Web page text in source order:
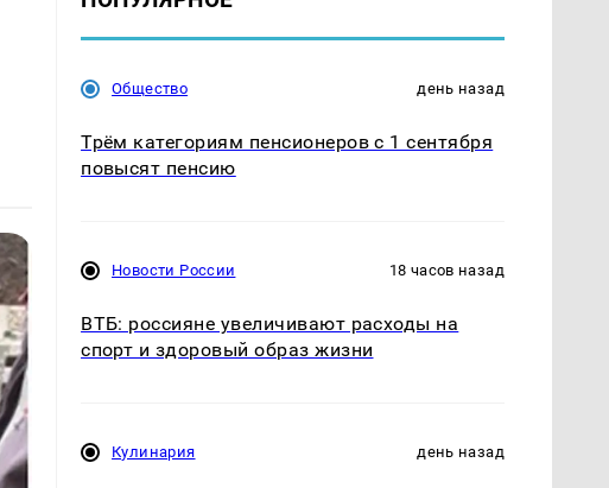
Общество день назад
Трём категориям пенсионеров с 1 сентября
повысят пенсию
Новости России 18 часов назад
ВТБ: россияне увеличивают расходы на
спорт и здоровый образ жизни
Кулинария день назад